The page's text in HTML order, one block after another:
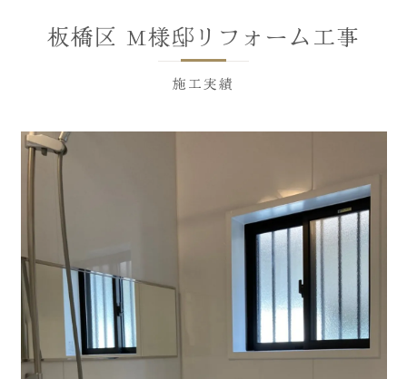
施工実績
板橋区 M様邸リフォーム工事